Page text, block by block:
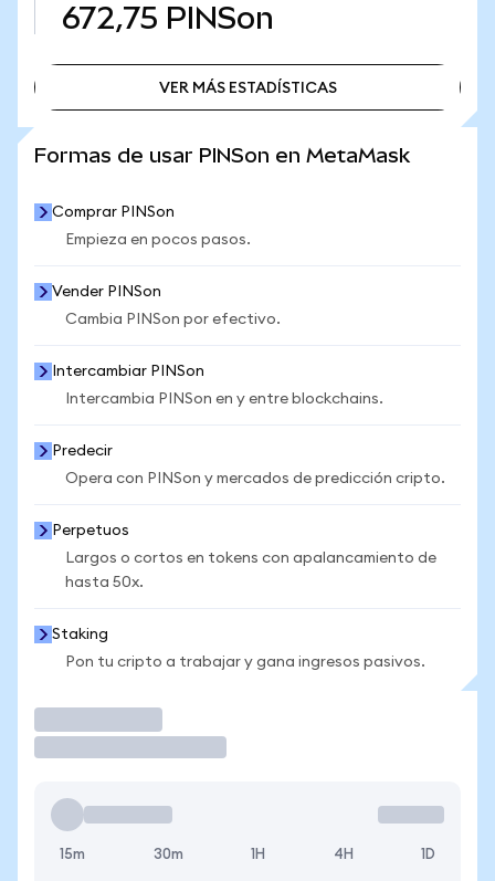
672,75 PINSon
VER MÁS ESTADÍSTICAS
Formas de usar PINSon en MetaMask
Comprar PINSon
Empieza en pocos pasos.
Vender PINSon
Cambia PINSon por efectivo.
Intercambiar PINSon
Intercambia PINSon en y entre blockchains.
Predecir
Opera con PINSon y mercados de predicción cripto.
Perpetuos
Largos o cortos en tokens con apalancamiento de
hasta 50x.
Staking
Pon tu cripto a trabajar y gana ingresos pasivos.
15m 30m 1H 4H 1D